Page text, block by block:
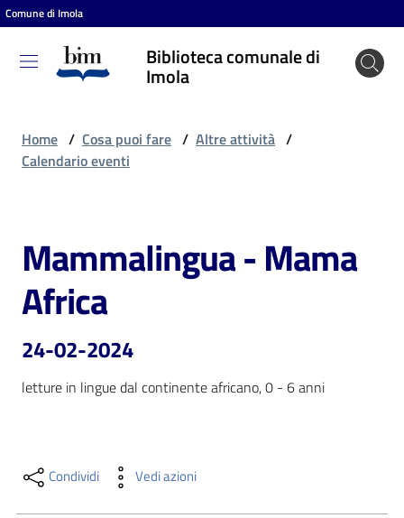
Vai al contenuto
Vai alla navigazione
Vai al footer
Comune di Imola
Biblioteca comunale di
Imola
Biblioteca
comunale
Cosa
puoi
fare
Scopri
Home / Cosa puoi fare / Altre attività /
Calendario eventi
Salta al contenuto
Mammalingua - Mama
Africa
24-02-2024
letture in lingue dal continente africano, 0 - 6 anni
Condividi Vedi azioni